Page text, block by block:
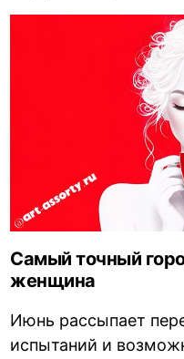
Самый точный
женщина
Июнь рассыпает
испытаний и